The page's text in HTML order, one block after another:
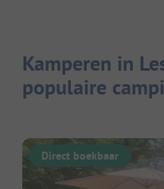
Kamperen in
populaire
Direct boekbaar